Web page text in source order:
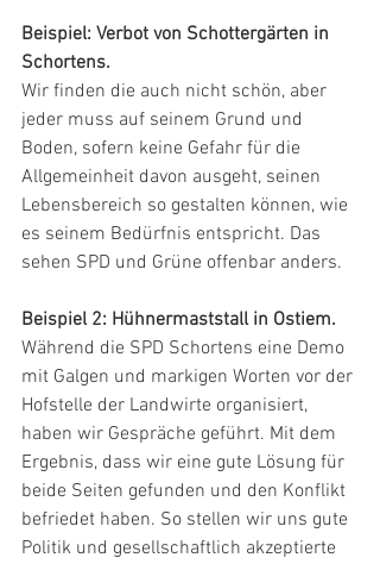
Beispiel: Verbot von Schottergärten in
Schortens.
Wir finden die auch nicht schön, aber
jeder muss auf seinem Grund und
Boden, sofern keine Gefahr für die
Allgemeinheit davon ausgeht, seinen
Lebensbereich so gestalten können, wie
es seinem Bedürfnis entspricht. Das
sehen SPD und Grüne offenbar anders.
Beispiel 2: Hühnermaststall in Ostiem.
Während die SPD Schortens eine Demo
mit Galgen und markigen Worten vor der
Hofstelle der Landwirte organisiert,
haben wir Gespräche geführt. Mit dem
Ergebnis, dass wir eine gute Lösung für
beide Seiten gefunden und den Konflikt
befriedet haben. So stellen wir uns gute
Politik und gesellschaftlich akzeptierte